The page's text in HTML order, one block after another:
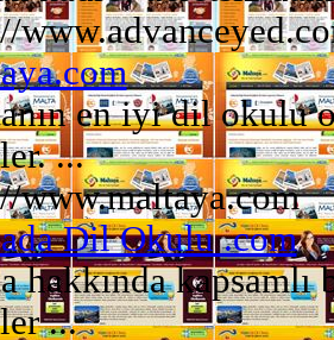
en iyi dil okulu
...
www.maltaya.com
Dil Okulu .com
hakkında
...